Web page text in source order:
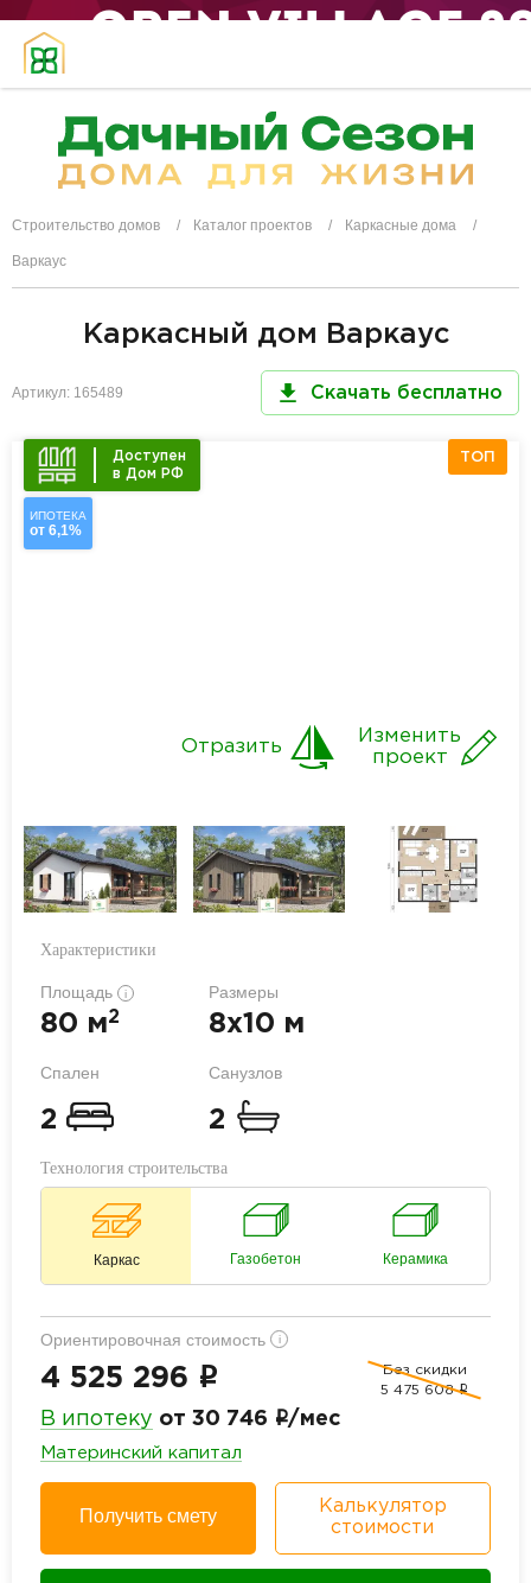
Строительство домов Каталог проектов Каркасные дома
Варкаус
Каркасный дом Варкаус
Артикул: 165489 Скачать бесплатно
Доступен
в Дом РФ
ИПОТЕКА
от 6,1%
ТОП
Изменить
проект
Отразить
Характеристики
Площадь i
80 м2
Размеры
8x10 м
Спален
2
Санузлов
2
Технология строительства
Каркас Газобетон Керамика
Ориентировочная стоимость i
4 525 296 i
Без скидки
5 475 608 i
В ипотеку от 30 746 i/мес
Материнский капитал
Получить смету
Калькулятор
стоимости